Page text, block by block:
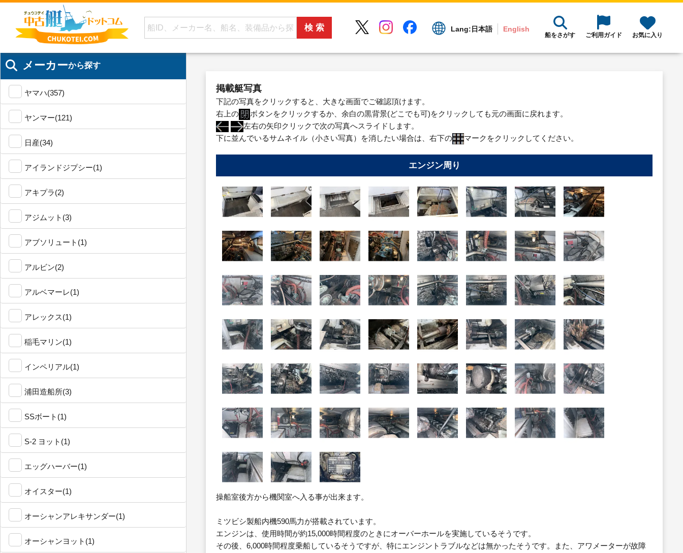
Lang: 日本語 English
船をさがす ご利用ガイド お気に入り
メーカーから探す
ヤマハ(357)
ヤンマー(121)
日産(34)
アイランドジプシー(1)
アキプラ(2)
アジムット(3)
アブソリュート(1)
アルビン(2)
アルベマーレ(1)
アレックス(1)
稲毛マリン(1)
インペリアル(1)
浦田造船所(3)
SSボート(1)
S-2 ヨット(1)
エッグハーバー(1)
オイスター(1)
オーシャンアレキサンダー(1)
オーシャンヨット(1)
掲載艇写真
下記の写真をクリックすると、大きな画面でご確認頂けます。
右上の
ボタンをクリックするか、余白の黒背景(どこでも可)をクリックしても元の画面に戻れます。
左右の矢印クリックで次の写真へスライドします。
下に並んでいるサムネイル（小さい写真）を消したい場合は、右下の
マークをクリックしてください。
エンジン周り
操船室後方から機関室へ入る事が出来ます。
ミツビシ製船内機590馬力が搭載されています。
エンジンは、使用時間が約15,000時間程度のときにオーバーホールを実施しているそうです。
その後、6,000時間程度乗船しているそうですが、特にエンジントラブルなどは無かったそうです。また、アワメーターが故障